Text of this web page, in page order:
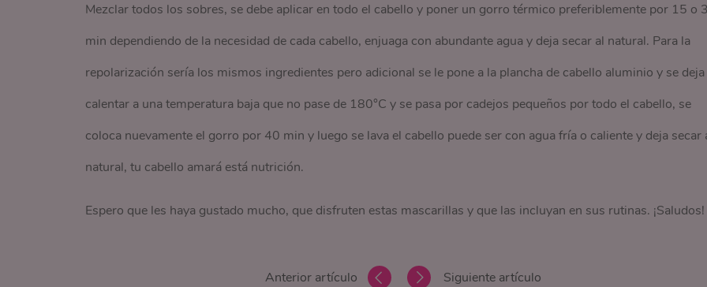
Mezclar todos los sobres, se debe aplicar en todo el cabello y poner un gorro térmico preferiblemente por 15 o
min dependiendo de la necesidad de cada cabello, enjuaga con abundante agua y deja secar al natural. Para la
repolarización sería los mismos ingredientes pero adicional se le pone a la plancha de cabello aluminio y se deja
calentar a una temperatura baja que no pase de 180°C y se pasa por cadejos pequeños por todo el cabello, se
coloca nuevamente el gorro por 40 min y luego se lava el cabello puede ser con agua fría o caliente y deja secar
natural, tu cabello amará está nutrición.
Espero que les haya gustado mucho, que disfruten estas mascarillas y que las incluyan en sus rutinas. ¡Saludos!
Anterior artículo Siguiente artículo